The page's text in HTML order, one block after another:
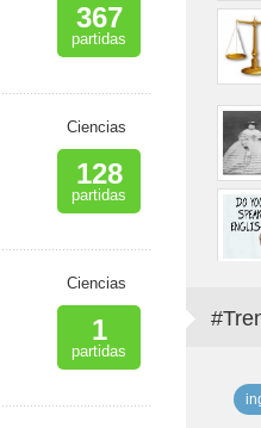
367
partidas
Ciencias
128
partidas
Ciencias
1
partidas